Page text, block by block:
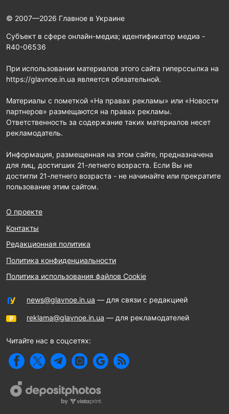
© 2007—2026 Главное в Украине
Субъект в сфере онлайн-медиа; идентификатор медиа -
R40-06536
При использовании материалов этого сайта гиперссылка на
https://glavnoe.in.ua является обязательной.
Материалы с пометкой «На правах рекламы» или «Новости
партнеров» размещаются на правах рекламы.
Ответственность за содержание таких материалов несет
рекламодатель.
Информация, размещенная на этом сайте, предназначена
для лиц, достигших 21-летнего возраста. Если Вы не
достигли 21-летнего возраста - не начинайте или прекратите
пользование этим сайтом.
О проекте
Контакты
Редакционная политика
Политика конфиденциальности
Политика использования файлов Cookie
news@glavnoe.in.ua — для связи с редакцией
reklama@glavnoe.in.ua — для рекламодателей
Читайте нас в соцсетях: